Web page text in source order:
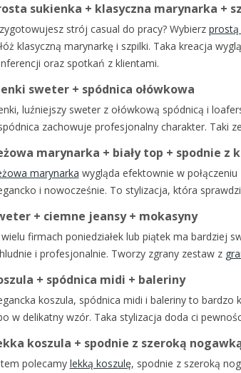
sukienka + klasyczna marynarka +
strój casual do pracy? Wybierz prostą
klasyczną marynarkę i szpilki. Taka kreacja
oraz spotkań z klientami.
sweter + spódnica ołówkowa
luźniejszy sweter z ołówkową spódnicą i
zachowuje profesjonalny charakter. Taki
marynarka + biały top + spodnie z
marynarka wygląda efektownie w połączeniu
i nowocześnie. To stylizacja, która
+ ciemne jeansy + mokasyny
firmach poniedziałek lub piątek ma bardziej
i profesjonalnie. Tworzy zgrany zestaw z
+ spódnica midi + baleriny
koszula, spódnica midi i baleriny to bardzo
w delikatny wzór. Taka stylizacja doda ci
koszula + spodnie z szeroką
polecamy lekką koszulę, spodnie z szeroką